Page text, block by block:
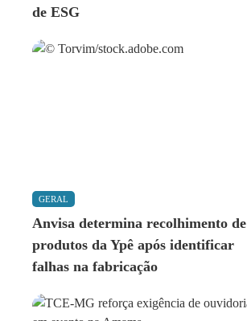
de ESG
GERAL
Anvisa determina recolhimento de
produtos da Ypê após identificar
falhas na fabricação